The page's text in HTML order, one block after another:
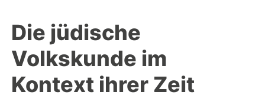
Die jüdische
Volkskunde im
Kontext ihrer Zeit